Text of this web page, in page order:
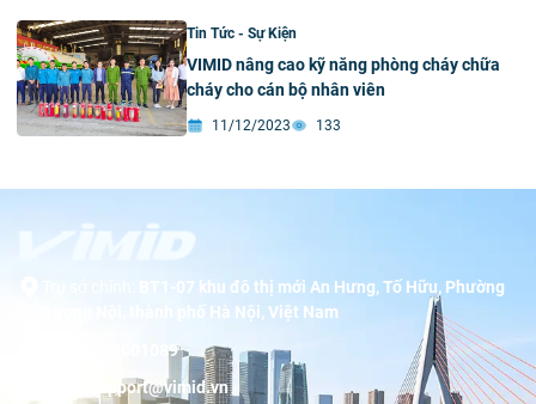
Tin Tức - Sự Kiện
VIMID nâng cao kỹ năng phòng cháy chữa
cháy cho cán bộ nhân viên
11/12/2023 133
BT1-07 khu đô thị mới An Hưng, Tố Hữu, Phường
Dương Nội, thành phố Hà Nội, Việt Nam
19001089
support@vimid.vn